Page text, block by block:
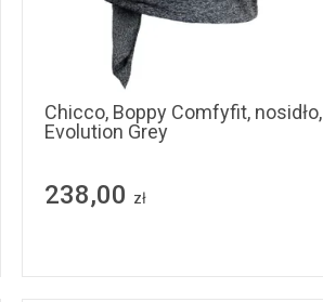
Chicco, Boppy Comfyfit, nosidło,
Evolution Grey
238,00 zł